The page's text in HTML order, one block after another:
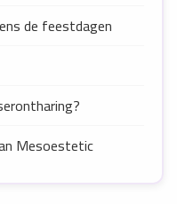
de feestdagen
Mesoestetic